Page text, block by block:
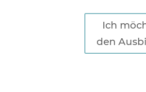
Ich
den